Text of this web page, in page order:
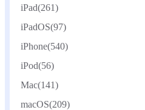
iPad(261)
iPadOS(97)
iPhone(540)
iPod(56)
Mac(141)
macOS(209)